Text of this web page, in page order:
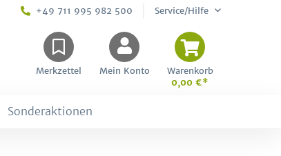
+49 711 995 982 500 Service/Hilfe
Merkzettel Mein Konto
Warenkorb
0,00 €*
Sonderaktionen